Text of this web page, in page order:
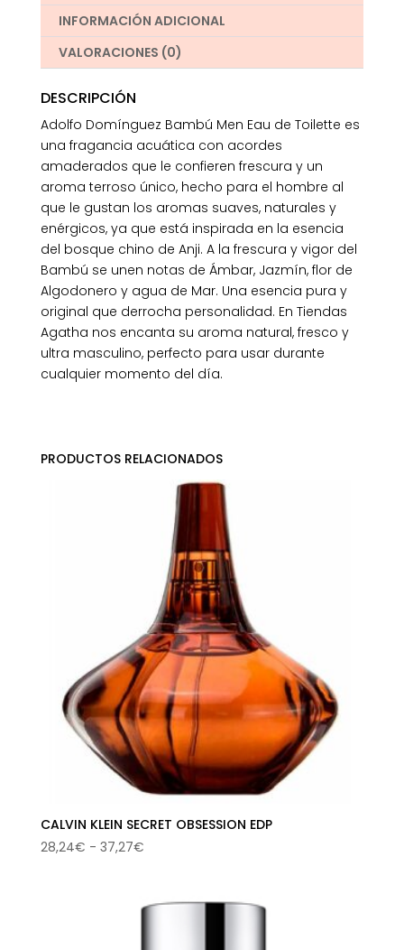
INFORMACIÓN ADICIONAL
VALORACIONES (0)
DESCRIPCIÓN
Adolfo Domínguez Bambú Men Eau de Toilette es
una fragancia acuática con acordes
amaderados que le confieren frescura y un
aroma terroso único, hecho para el hombre al
que le gustan los aromas suaves, naturales y
enérgicos, ya que está inspirada en la esencia
del bosque chino de Anji. A la frescura y vigor del
Bambú se unen notas de Ámbar, Jazmín, flor de
Algodonero y agua de Mar. Una esencia pura y
original que derrocha personalidad. En Tiendas
Agatha nos encanta su aroma natural, fresco y
ultra masculino, perfecto para usar durante
cualquier momento del día.
PRODUCTOS RELACIONADOS
CALVIN KLEIN SECRET OBSESSION EDP
28,24€ - 37,27€Rango
desde